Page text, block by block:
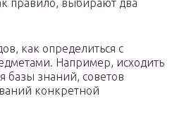
правило, выбирают два
как определиться с
Например, исходить
знаний, советов
конкретной